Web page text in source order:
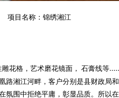
项目名称：锦绣湘江
花格，艺术磨花镜面， 石膏线等
路湘江河畔，客户分别是县财政局
氛围中拒绝平庸，彰显品质。 所以